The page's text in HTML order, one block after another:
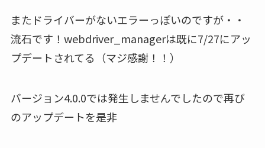
またドライバーがないエラーっぽいのですが・・
流石です！webdriver_managerは既に7/27にアッ
プデートされてる（マジ感謝！！）
バージョン4.0.0では発生しませんでしたので再び
のアップデートを是非